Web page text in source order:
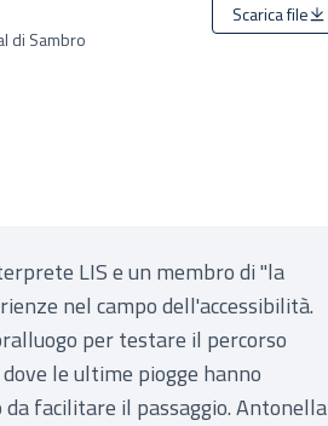
di Sambro
Scarica file
LIS e un membro di "la
nel campo dell'accessibilità.
per testare il percorso
le ultime piogge hanno
facilitare il passaggio. Antonella